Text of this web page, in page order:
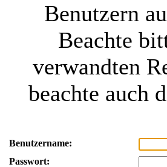
Benutzern
Beachte
verwandten
beachte auch
Benutzername:
Passwort: